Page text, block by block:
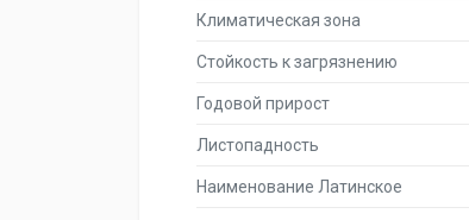
Климатическая зона
Стойкость к загрязнению
Годовой прирост
Листопадность
Наименование Латинское